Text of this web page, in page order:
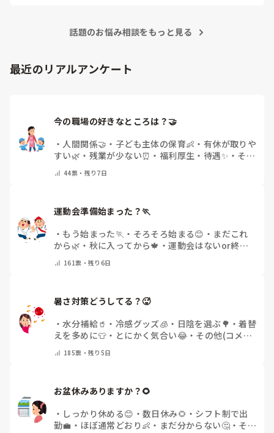
件、どこまで進んだ？」「困ってることない？」と具体的に声
「毎日夕方に5分だけ進捗確認の時間を取る」などルール化し
てしまうと、後輩も質問しやすくなりますよ。一人で抱え込ま
話題のお悩み相談をもっと見る
最近のリアルアンケート
・ 人間関係🤝 ・ 子ども主体の保育👶 ・ 有休が取りや
すい🌿 ・ 残業が少ない⏰ ・ 福利厚生・待遇✨ ・ その
44票・ 残り7日
運動会準備始まった？🏃
・ もう始まった🏃 ・ そろそろ始まる😊 ・ まだこれ
から🌿 ・ 秋に入ってから🍁 ・運動会はないor終わ
161票・残り6日
暑さ対策どうしてる？🥵
・水分補給🥤 ・ 冷感グッズ🧊 ・ 日陰を選ぶ🌳 ・着替
えを多めに👕 ・ とにかく気合い😂・ その他(コメン
185票・残り5日
お盆休みありますか？🌻
・ しっかり休める😊 ・ 数日休み🌻 ・ シフト制で出
勤💼 ・ ほぼ通常どおり👶 ・ まだ分からない🤔・ その